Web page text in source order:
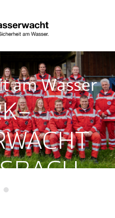
am Wasser
BRK-Wasserwacht OG